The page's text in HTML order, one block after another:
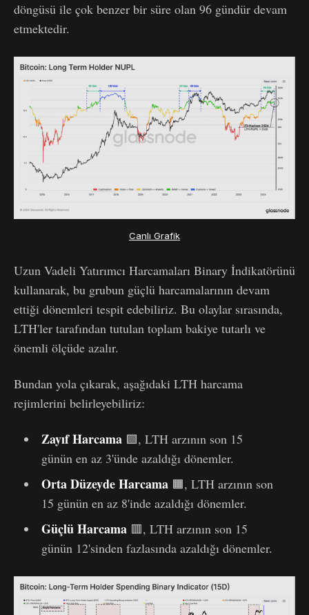
döngüsü ile çok benzer bir süre olan 96 gündür devam
etmektedir.
Canlı Grafik
Uzun Vadeli Yatırımcı Harcamaları Binary İndikatörünü
kullanarak, bu grubun güçlü harcamalarının devam
ettiği dönemleri tespit edebiliriz. Bu olaylar sırasında,
LTH'ler tarafından tutulan toplam bakiye tutarlı ve
önemli ölçüde azalır.
Bundan yola çıkarak, aşağıdaki LTH harcama
rejimlerini belirleyebiliriz:
Zayıf Harcama🟩, LTH arzının son 15
günün en az 3'ünde azaldığı dönemler.
Orta Düzeyde Harcama🟧, LTH arzının son
15 günün en az 8'inde azaldığı dönemler.
Güçlü Harcama🟥, LTH arzının son 15
günün 12'sinden fazlasında azaldığı dönemler.